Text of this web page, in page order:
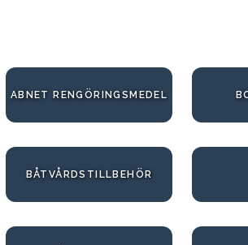
ABNET RENGÖRINGSMEDEL
BÅTVÅRDSTILLBEHÖR